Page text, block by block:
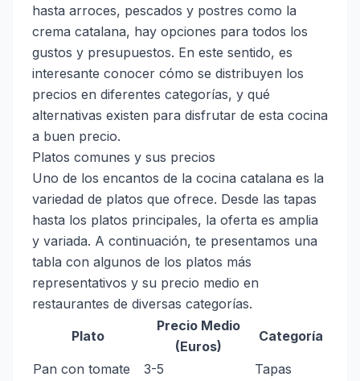
hasta arroces, pescados y postres como la
crema catalana, hay opciones para todos los
gustos y presupuestos. En este sentido, es
interesante conocer cómo se distribuyen los
precios en diferentes categorías, y qué
alternativas existen para disfrutar de esta cocina
a buen precio.
Platos comunes y sus precios
Uno de los encantos de la cocina catalana es la
variedad de platos que ofrece. Desde las tapas
hasta los platos principales, la oferta es amplia
y variada. A continuación, te presentamos una
tabla con algunos de los platos más
representativos y su precio medio en
restaurantes de diversas categorías.
Plato
Precio Medio
(Euros)
Categoría
Pan con tomate 3-5
Tapas